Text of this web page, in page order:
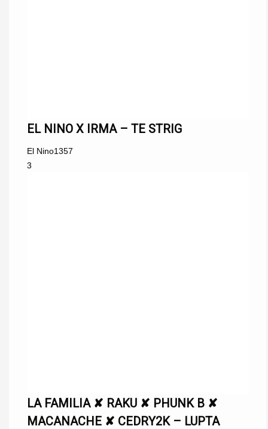
EL NINO X IRMA – TE STRIG
El Nino1357
3
LA FAMILIA ✘ RAKU ✘ PHUNK B ✘
MACANACHE ✘ CEDRY2K – LUPTA